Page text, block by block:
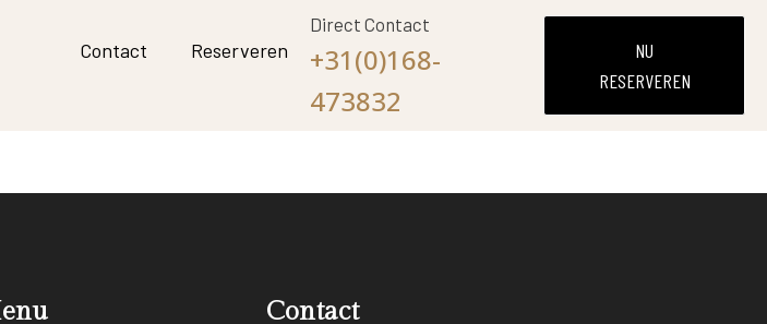
Contact Reserveren
Direct Contact
+31(0)168-
473832
NU
RESERVEREN
Contact